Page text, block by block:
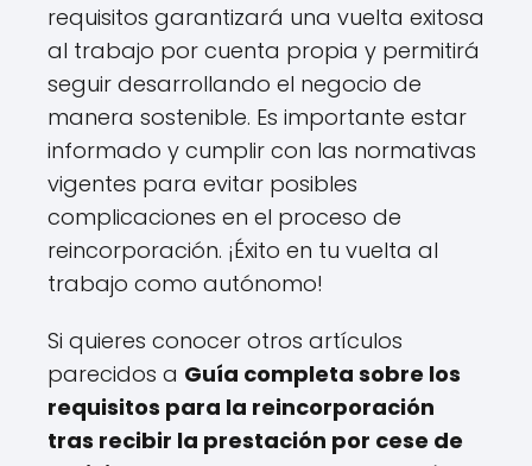
requisitos garantizará una vuelta exitosa
al trabajo por cuenta propia y permitirá
seguir desarrollando el negocio de
manera sostenible. Es importante estar
informado y cumplir con las normativas
vigentes para evitar posibles
complicaciones en el proceso de
reincorporación. ¡Éxito en tu vuelta al
trabajo como autónomo!
Si quieres conocer otros artículos
parecidos a Guía completa sobre los
requisitos para la reincorporación
tras recibir la prestación por cese de